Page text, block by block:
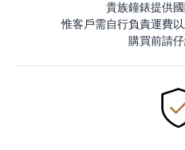
貴族鐘錶提供國
惟客戶需自行負責運費
購買前請仔